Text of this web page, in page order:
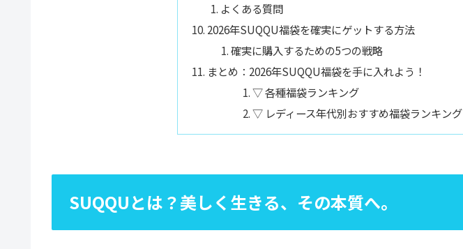
よくある質問
2026年SUQQU福袋を確実にゲットする方法
確実に購入するための5つの戦略
まとめ：2026年SUQQU福袋を手に入れよう！
▽ 各種福袋ランキング
▽ レディース年代別おすすめ福袋ランキング
SUQQUとは？美しく生きる、その本質へ。